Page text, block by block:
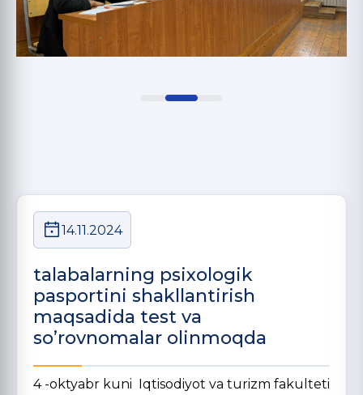
14.11.2024
talabalarning psixologik
pasportini shakllantirish
maqsadida test va
so’rovnomalar olinmoqda
4 -oktyabr kuni Iqtisodiyot va turizm fakulteti